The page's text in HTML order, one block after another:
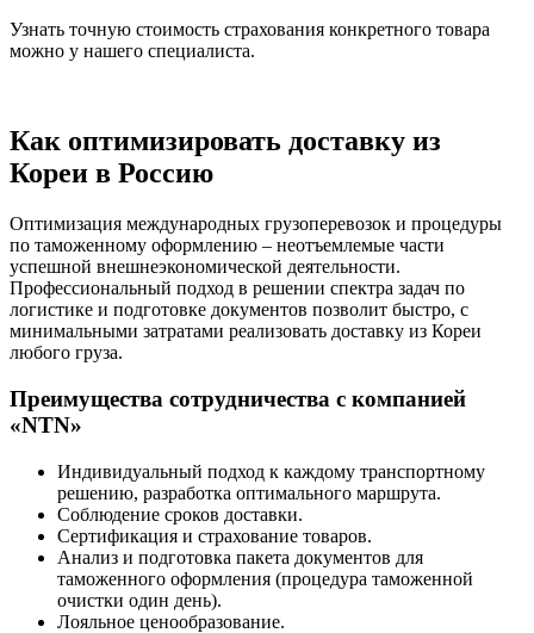
Узнать точную стоимость страхования конкретного товара
можно у нашего специалиста.
Как оптимизировать доставку из
Кореи в Россию
Оптимизация международных грузоперевозок и процедуры
по таможенному оформлению – неотъемлемые части
успешной внешнеэкономической деятельности.
Профессиональный подход в решении спектра задач по
логистике и подготовке документов позволит быстро, с
минимальными затратами реализовать доставку из Кореи
любого груза.
Преимущества сотрудничества с компанией
«NTN»
Индивидуальный подход к каждому транспортному
решению, разработка оптимального маршрута.
Соблюдение сроков доставки.
Сертификация и страхование товаров.
Анализ и подготовка пакета документов для
таможенного оформления (процедура таможенной
очистки один день).
Лояльное ценообразование.